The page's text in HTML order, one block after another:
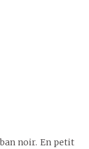
noir. En petit